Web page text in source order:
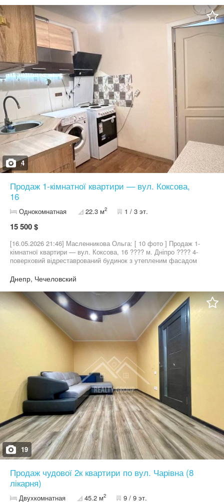
Електропроводка вся замінена. • Лічильники на воду, газ,
ел.енергію • Залишаються всі вбудовані меблі: шафа в коридорі,
в передбаннику, кухня з технікою, ванна, кондиціонери • Є
комора між поверхами. • Будинок 1977 року • ОСББ
4
Продаж 1-кімнатної квартири — вул. Коксова,
16
Однокомнатная 22.3 м2 1 / 3 эт.
15 500 $
[16.05.2026 21:46] Масленникова Ольга: [ 10 фото ] Продаж 1-
кімнатної квартири — вул. Коксова, 16 ???? м. Дніпро ???? 4-
поверховий відреставрований будинок з утепленим фасадом
22,3 м² ▪️ Поверх — 1-й (цокольний) ▪️ Електроопалення —
конвектори ???? У квартирі залишається: ▪️ кухонні меблі ????
Комунікації: ▪️ Лічильник на електроенергію ▪️ Лічильник на воду
???? Переваги території: ▪️ Закритий двір ▪️ Власне паркомісце під
навісом ▪️ Багато квітів, чиста та доглянута територія ▪️ Альтанки
для шашликів — у користуванні мешканців ???????? ✅ Із
задоволенням розглядаємо безготівковий розрахунок ????
Фахівець з нерухомості — Масленникова Ольга
Днепр, Чечеловский
19
Продаж чудової 2к квартири по вул. Чарівна (8
лікарня)
Двухкомнатная 45.2 м2 9 / 9 эт.